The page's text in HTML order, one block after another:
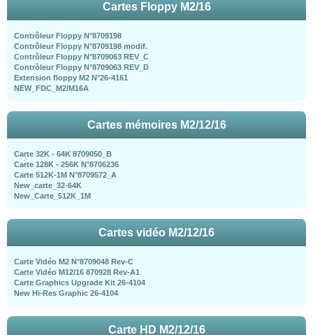
Cartes Floppy M2/16
Contrôleur Floppy N°8709198
Contrôleur Floppy N°8709198 modif.
Contrôleur Floppy N°8709063 REV_C
Contrôleur Floppy N°8709063 REV_D
Extension floppy M2 N°26-4161
NEW_FDC_M2/M16A
Cartes mémoires M2/12/16
Carte 32K - 64K 8709050_B
Carte 128K - 256K N°8706236
Carte 512K-1M N°8709572_A
New_carte_32-64K
New_Carte_512K_1M
Cartes vidéo M2/12/16
Carte Vidéo M2 N°8709048 Rev-C
Carte Vidéo M12/16 870928 Rev-A1
Carte Graphics Upgrade Kit 26-4104
New Hi-Res Graphic 26-4104
Carte HD M2/12/16